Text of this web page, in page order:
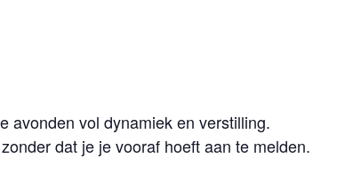
avonden vol dynamiek en verstilling.
dat je je vooraf hoeft aan te melden.